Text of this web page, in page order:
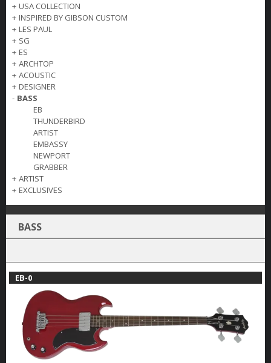
+ USA COLLECTION
+ INSPIRED BY GIBSON CUSTOM
+ LES PAUL
+ SG
+ ES
+ ARCHTOP
+ ACOUSTIC
+ DESIGNER
- BASS
EB
THUNDERBIRD
ARTIST
EMBASSY
NEWPORT
GRABBER
+ ARTIST
+ EXCLUSIVES
BASS
EB-0